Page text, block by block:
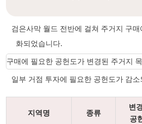
검은사막 월드 전반에 걸쳐 주거지 구
화되었습니다.
구매에 필요한 공헌도가 변경된 주거지
일부 거점 투자에 필요한 공헌도가 감소
지역명 종류
변
공